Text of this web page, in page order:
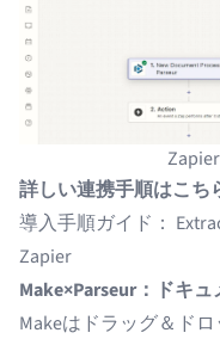
詳しい連携手順はこち
導入手順ガイド：
Zapier
Make×Parseur：ドキ
Makeはドラッグ＆ド